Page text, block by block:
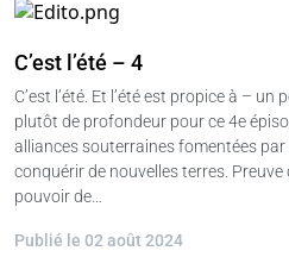
C’est l’été – 4
C’est l’été. Et l’été est propice à –
plutôt de profondeur pour ce 4e
alliances souterraines fomentées
conquérir de nouvelles terres.
pouvoir de…
Publié le 02 août 2024